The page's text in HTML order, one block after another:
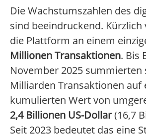
Die Wachstumszahlen des
sind beeindruckend.
die Plattform an einem
Millionen Transaktionen. Bis
November 2025 summierten
Milliarden Transaktionen auf
kumulierten Wert von
2,4 Billionen US-Dollar(16,7
Seit 2023 bedeutet das eine